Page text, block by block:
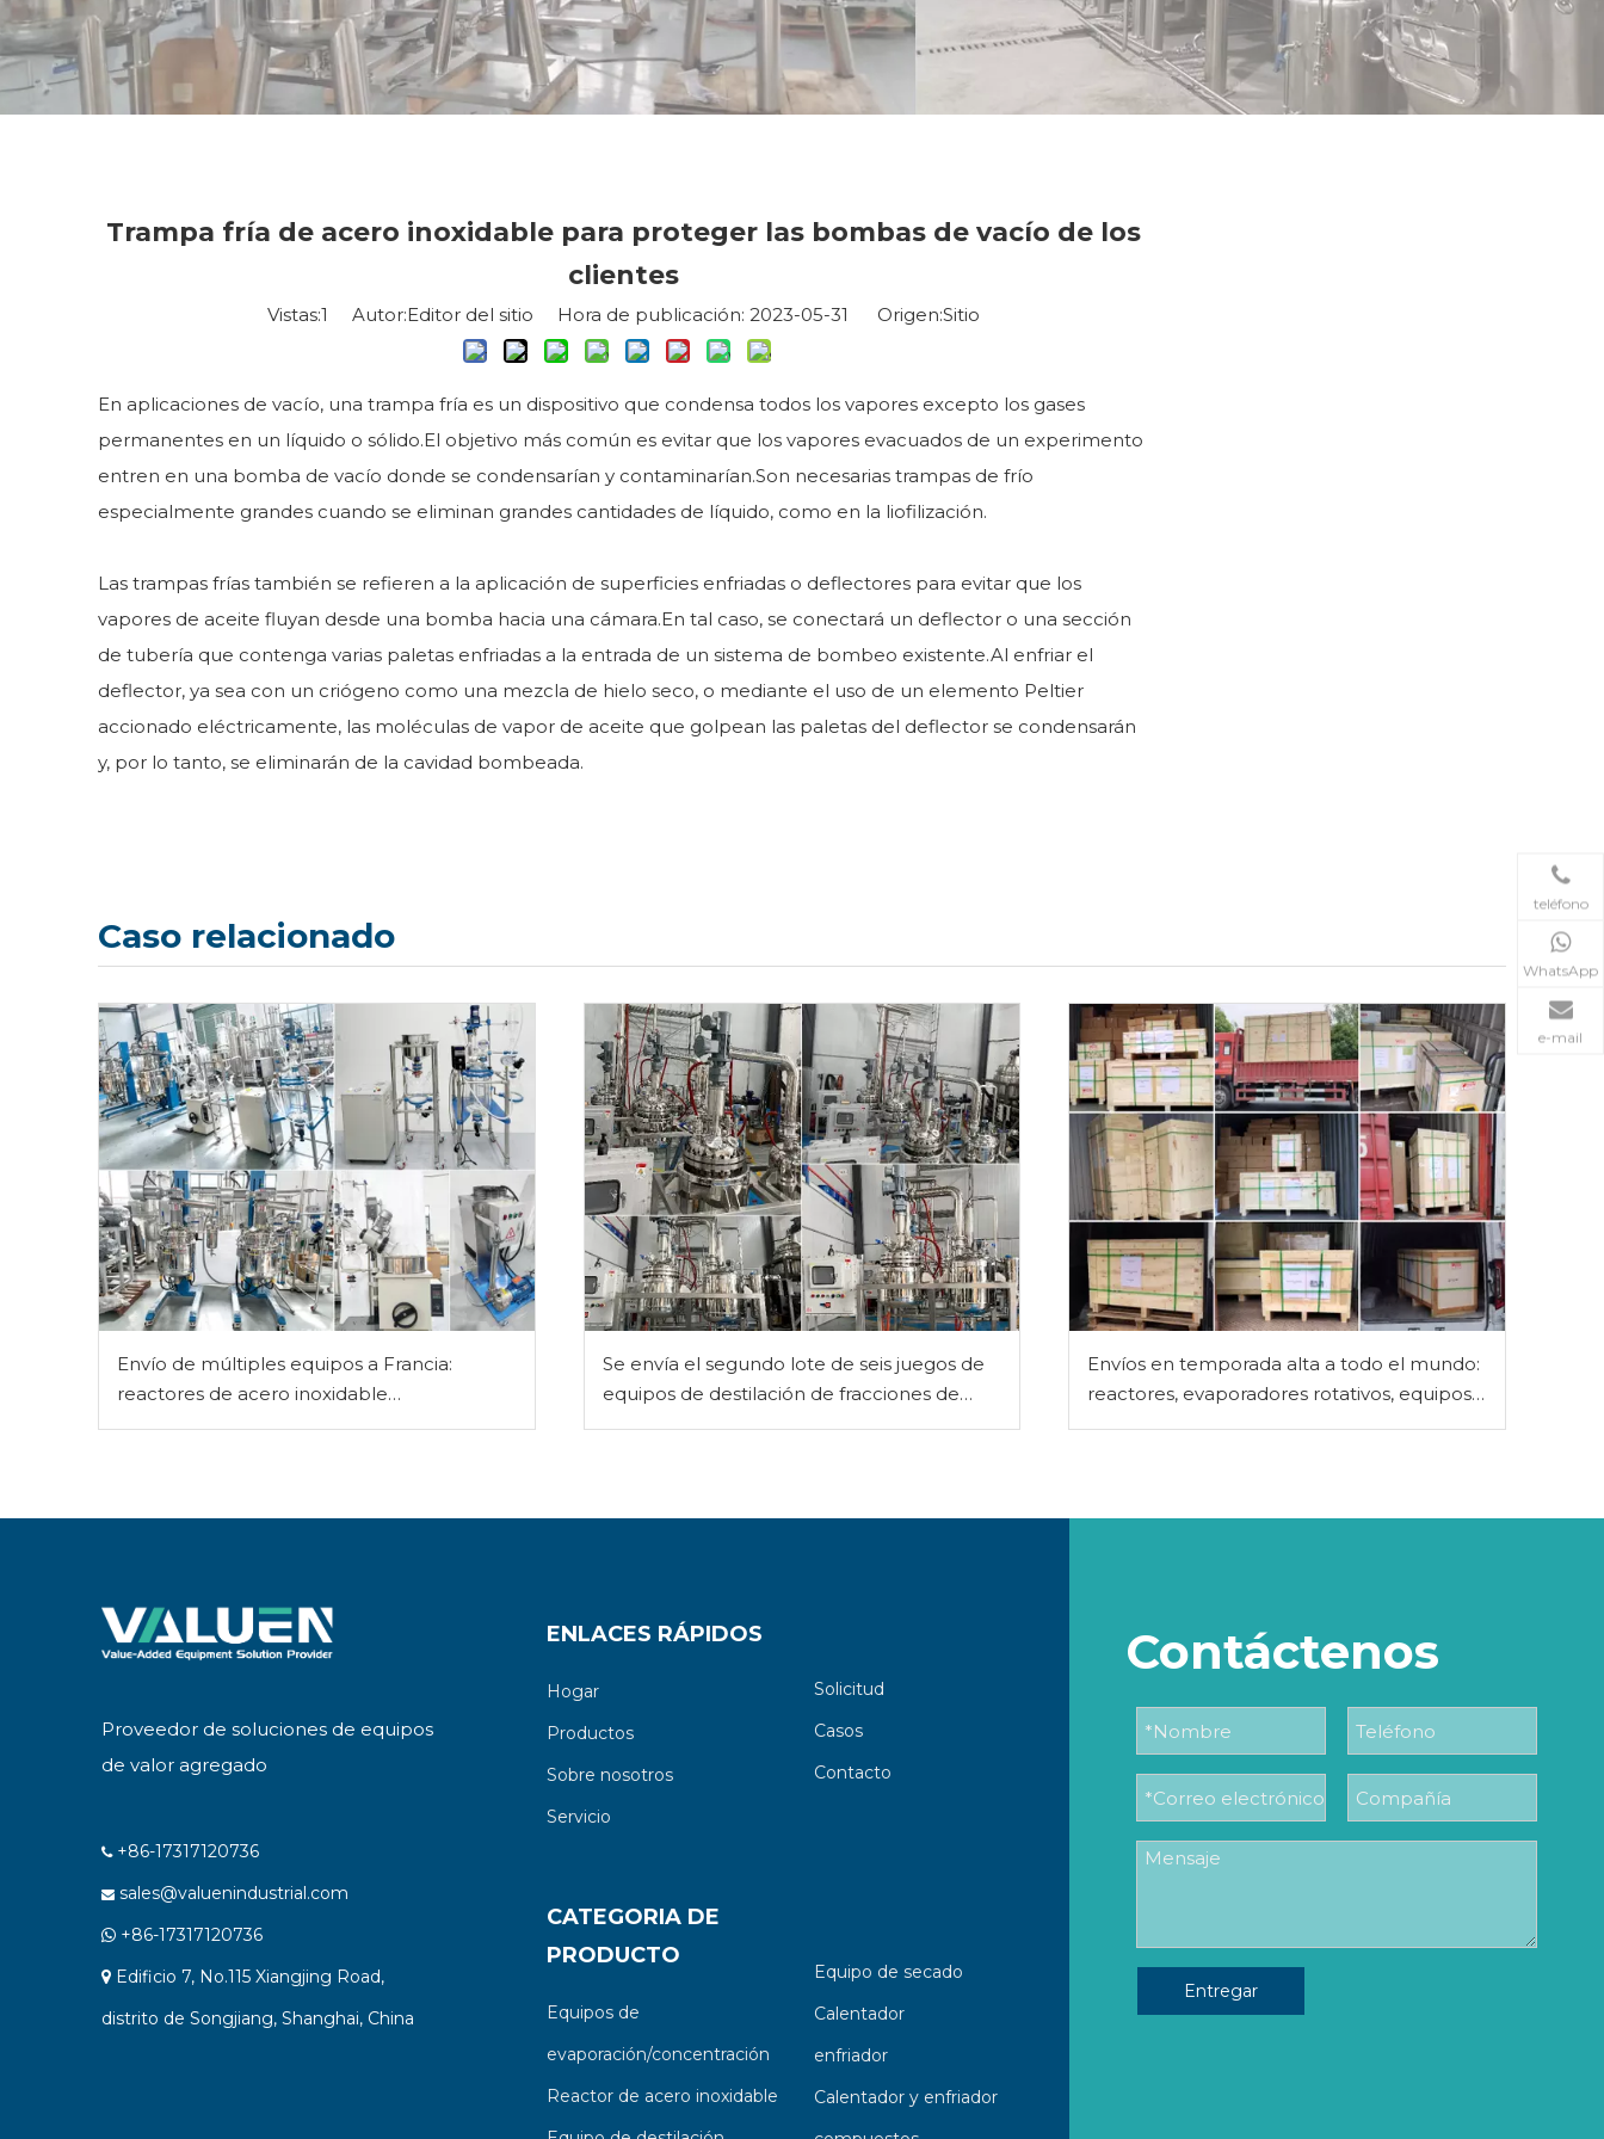
Trampa fría de acero inoxidable para proteger las bombas de vacío de los
clientes
Vistas:1 Autor:Editor del sitio Hora de publicación: 2023-05-31 Origen:Sitio
En aplicaciones de vacío, una trampa fría es un dispositivo que condensa todos los vapores excepto los gases
permanentes en un líquido o sólido.El objetivo más común es evitar que los vapores evacuados de un experimento
entren en una bomba de vacío donde se condensarían y contaminarían.Son necesarias trampas de frío
especialmente grandes cuando se eliminan grandes cantidades de líquido, como en la liofilización.
Las trampas frías también se refieren a la aplicación de superficies enfriadas o deflectores para evitar que los
vapores de aceite fluyan desde una bomba hacia una cámara.En tal caso, se conectará un deflector o una sección
de tubería que contenga varias paletas enfriadas a la entrada de un sistema de bombeo existente.Al enfriar el
deflector, ya sea con un criógeno como una mezcla de hielo seco, o mediante el uso de un elemento Peltier
accionado eléctricamente, las moléculas de vapor de aceite que golpean las paletas del deflector se condensarán
y, por lo tanto, se eliminarán de la cavidad bombeada.
Caso relacionado
Envío de múltiples equipos a Francia:
reactores de acero inoxidable
personalizados, reactor de vidrio,
Se envía el segundo lote de seis juegos de
equipos de destilación de fracciones de
acero inoxidable: modelos de 50 l y 100 l
Envíos en temporada alta a todo el mundo:
reactores, evaporadores rotativos, equipos
de destilación fraccionada y otros equipos
teléfono
WhatsApp
e-mail
Proveedor de soluciones de equipos
de valor agregado
 +86-17317120736
 sales@valuenindustrial.com
 +86-17317120736
 Edificio 7, No.115 Xiangjing Road,
distrito de Songjiang, Shanghai, China
ENLACES RÁPIDOS
Hogar
Productos
Sobre nosotros
Servicio
Solicitud
Casos
Contacto
CATEGORIA DE
PRODUCTO
Equipos de
evaporación/concentración
Reactor de acero inoxidable
Equipo de secado
Calentador
enfriador
Calentador y enfriador
Contáctenos
Entregar